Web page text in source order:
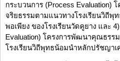
กระบวนการ (Process Evaluation)
จริยธรรมตามแนวทางโรงเรียนวิถี
พอเพียง ของโรงเรียนวัดคูยาง และ
Evaluation) โครงการพัฒนาคุณธรร
โรงเรียนวิถีพุทธน้อมนำหลักปรัชญาเ